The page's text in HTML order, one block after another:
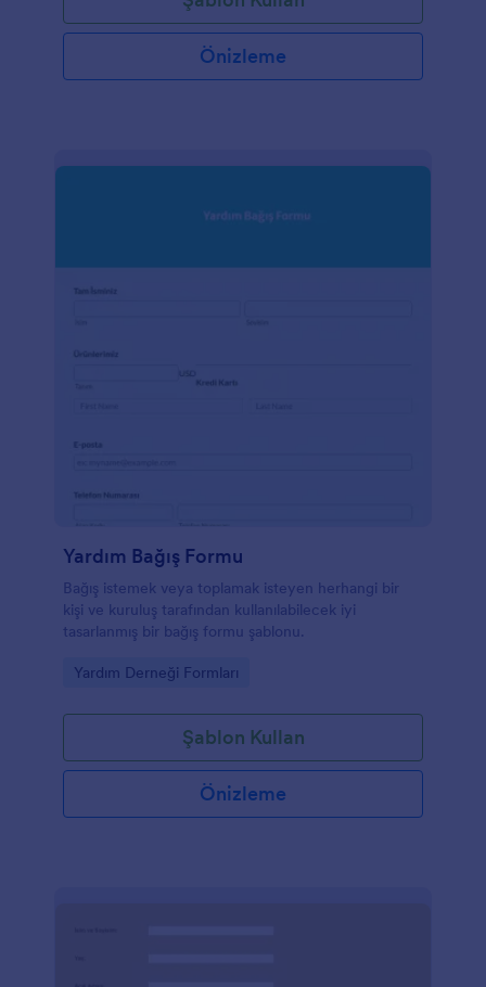
Önizleme
Yardım Bağış Formu
Bağış istemek veya toplamak isteyen herhangi bir
kişi ve kuruluş tarafından kullanılabilecek iyi
tasarlanmış bir bağış formu şablonu.
Go to Category:
Yardım Derneği Formları
Şablon Kullan
Önizleme